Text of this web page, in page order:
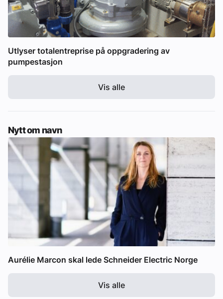
Utlyser totalentreprise på oppgradering av
pumpestasjon
Vis alle
Nytt om navn
Aurélie Marcon skal lede Schneider Electric Norge
Vis alle